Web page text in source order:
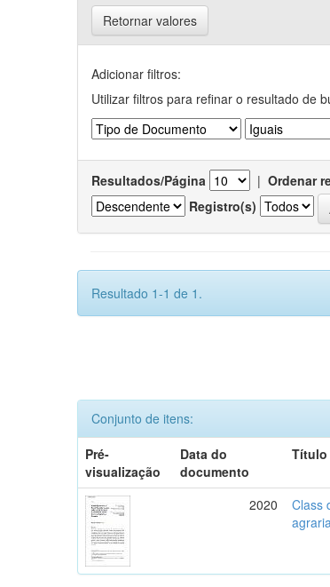
Retornar valores
Adicionar filtros:
Utilizar filtros para refinar o resultado de
Resultados/Página | Ordenar
Registro(s)
Resultado 1-1 de 1.
Conjunto de itens:
Pré-
visualização
Data do
documento
Título
2020
Class